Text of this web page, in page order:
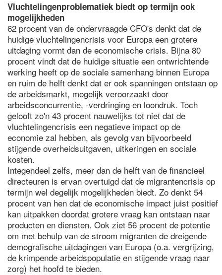
Vluchtelingenproblematiek biedt op termijn ook
mogelijkheden
62 procent van de ondervraagde CFO's denkt dat de
huidige vluchtelingencrisis voor Europa een grotere
uitdaging vormt dan de economische crisis. Bijna 80
procent vindt dat de huidige situatie een ontwrichtende
werking heeft op de sociale samenhang binnen Europa
en ruim de helft denkt dat er ook spanningen ontstaan op
de arbeidsmarkt, mogelijk veroorzaakt door
arbeidsconcurrentie, -verdringing en loondruk. Toch
gelooft zo'n 43 procent nauwelijks tot niet dat de
vluchtelingencrisis een negatieve impact op de
economie zal hebben, als gevolg van bijvoorbeeld
stijgende overheidsuitgaven, uitkeringen en sociale
kosten.
Integendeel zelfs, meer dan de helft van de financieel
directeuren is ervan overtuigd dat de migrantencrisis op
termijn wel degelijk mogelijkheden biedt. Zo denkt 54
procent van hen dat de economische impact juist positief
kan uitpakken doordat grotere vraag kan ontstaan naar
producten en diensten. Ook ziet 56 procent de potentie
om met behulp van de stroom migranten de dreigende
demografische uitdagingen van Europa (o.a. vergrijzing,
de krimpende arbeidspopulatie en stijgende vraag naar
zorg) het hoofd te bieden.